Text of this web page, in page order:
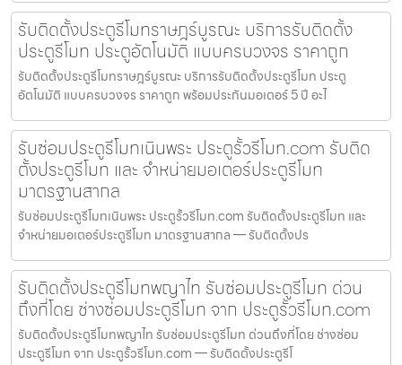
รับติดตั้งประตูรีโมทราษฎร์บูรณะ บริการรับติดตั้ง
ประตูรีโมท ประตูอัตโนมัติ แบบครบวงจร ราคาถูก
รับติดตั้งประตูรีโมทราษฎร์บูรณะ บริการรับติดตั้งประตูรีโมท ประตู
อัตโนมัติ แบบครบวงจร ราคาถูก พร้อมประกันมอเตอร์ 5 ปี อะไ
รับซ่อมประตูรีโมทเนินพระ ประตูรั้วรีโมท.com รับติด
ตั้งประตูรีโมท และ จำหน่ายมอเตอร์ประตูรีโมท
มาตรฐานสากล
รับซ่อมประตูรีโมทเนินพระ ประตูรั้วรีโมท.com รับติดตั้งประตูรีโมท และ
จำหน่ายมอเตอร์ประตูรีโมท มาตรฐานสากล — รับติดตั้งปร
รับติดตั้งประตูรีโมทพญาไท รับซ่อมประตูรีโมท ด่วน
ถึงที่โดย ช่างซ่อมประตูรีโมท จาก ประตูรั้วรีโมท.com
รับติดตั้งประตูรีโมทพญาไท รับซ่อมประตูรีโมท ด่วนถึงที่โดย ช่างซ่อม
ประตูรีโมท จาก ประตูรั้วรีโมท.com — รับติดตั้งประตูรีโ